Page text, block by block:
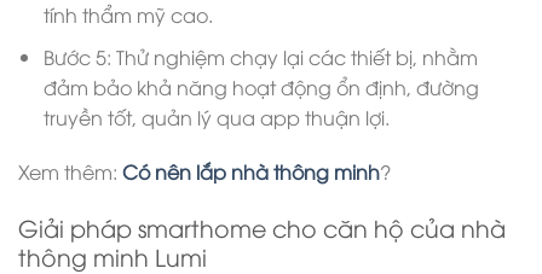
tính thẩm mỹ cao.
Bước 5: Thử nghiệm chạy lại các thiết bị, nhằm
đảm bảo khả năng hoạt động ổn định, đường
truyền tốt, quản lý qua app thuận lợi.
Xem thêm: Có nên lắp nhà thông minh?
Giải pháp smarthome cho căn hộ của nhà
thông minh Lumi